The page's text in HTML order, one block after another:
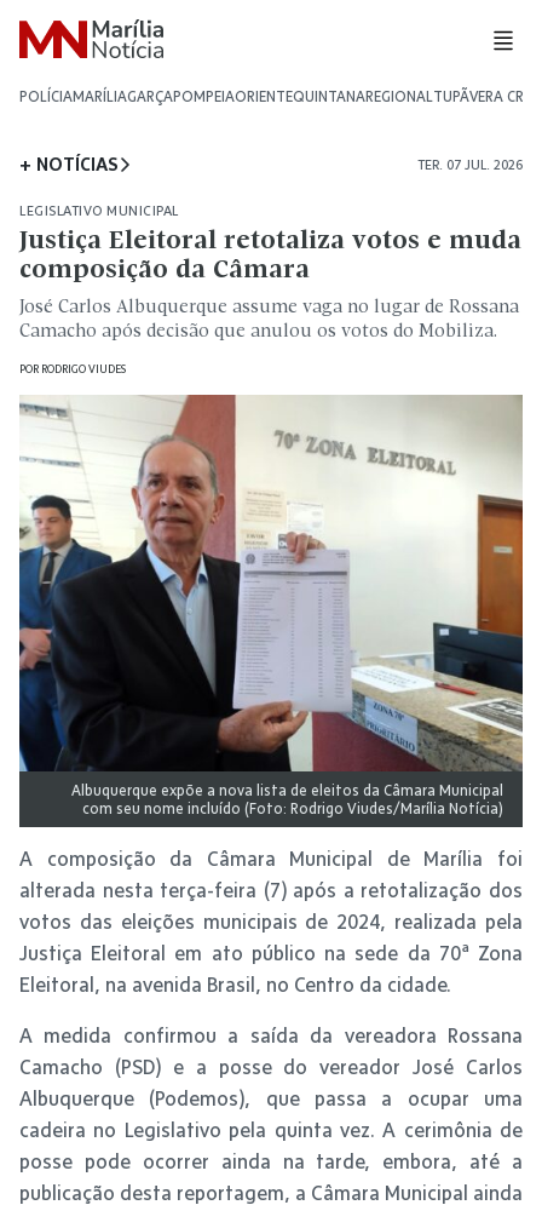
POLÍCIAMARÍLIAGARÇAPOMPEIAORIENTEQUINTANAREGIONALTUPÃVERA CRUZ
+ NOTÍCIAS TER. 07 JUL. 2026
LEGISLATIVO MUNICIPAL
Justiça Eleitoral retotaliza votos e muda
composição da Câmara
José Carlos Albuquerque assume vaga no lugar de Rossana
Camacho após decisão que anulou os votos do Mobiliza.
POR RODRIGO VIUDES
Albuquerque expõe a nova lista de eleitos da Câmara Municipal
com seu nome incluído (Foto: Rodrigo Viudes/Marília Notícia)
A composição da Câmara Municipal de Marília foi
alterada nesta terça-feira (7) após a retotalização dos
votos das eleições municipais de 2024, realizada pela
Justiça Eleitoral em ato público na sede da 70ª Zona
Eleitoral, na avenida Brasil, no Centro da cidade.
A medida confirmou a saída da vereadora Rossana
Camacho (PSD) e a posse do vereador José Carlos
Albuquerque (Podemos), que passa a ocupar uma
cadeira no Legislativo pela quinta vez. A cerimônia de
posse pode ocorrer ainda na tarde, embora, até a
publicação desta reportagem, a Câmara Municipal ainda